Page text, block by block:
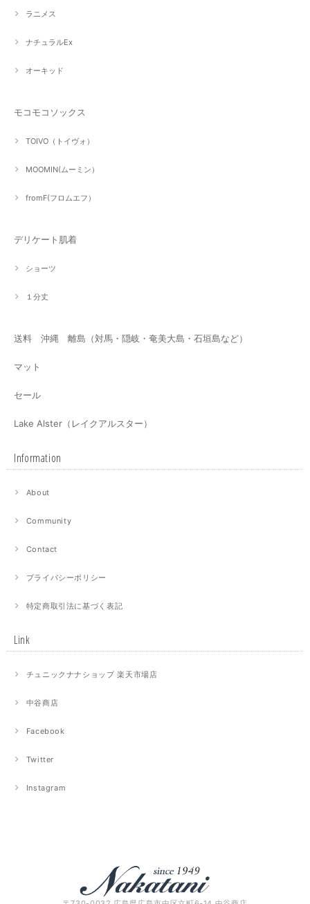
ラニメス
ナチュラルEx
オーキッド
モコモコソックス
TOIVO（トイヴォ）
MOOMIN(ムーミン）
fromF(フロムエフ）
デリケート肌着
ショーツ
１分丈
送料 沖縄 離島（対馬・隠岐・奄美大島・石垣島など）
マット
セール
Lake Alster（レイクアルスター）
Information
About
Community
Contact
プライバシーポリシー
特定商取引法に基づく表記
Link
チュニックナナショップ 楽天市場店
中谷商店
Facebook
Twitter
Instagram